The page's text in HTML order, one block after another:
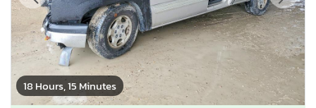
18 Hours, 15 Minutes